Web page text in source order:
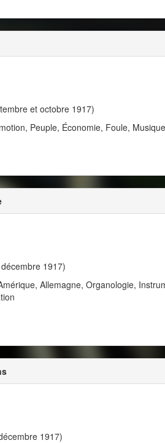
et octobre 1917)
Peuple, Économie, Foule,
1917)
Allemagne, Organologie,
1917)